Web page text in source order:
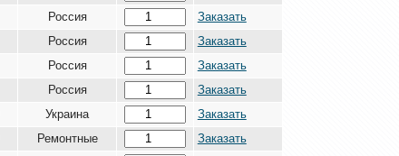
Россия
Заказать
Россия
Заказать
Россия
Заказать
Россия
Заказать
Украина
Заказать
Ремонтные
Заказать